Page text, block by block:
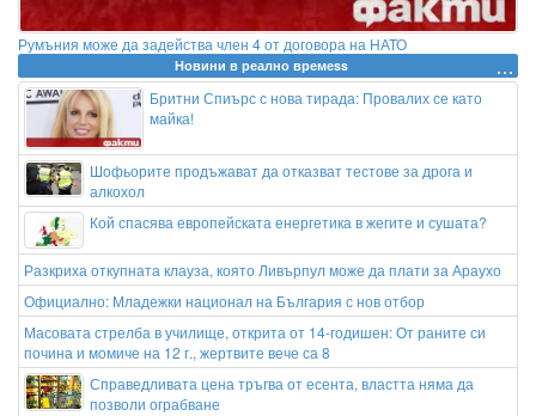
Румъния може да задейства член 4 от договора на НАТО
Новини в реално времеss
Бритни Спиърс с нова тирада: Провалих се като
майка!
Шофьорите продъжават да отказват тестове за дрога и
алкохол
Кой спасява европейската енергетика в жегите и сушата?
Разкриха откупната клауза, която Ливърпул може да плати за Араухо
Официално: Младежки национал на България с нов отбор
Масовата стрелба в училище, открита от 14-годишен: От раните си
почина и момиче на 12 г., жертвите вече са 8
Справедливата цена тръгва от есента, властта няма да
позволи ограбване